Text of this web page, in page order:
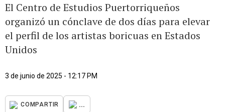
El Centro de Estudios Puertorriqueños
organizó un cónclave de dos días para elevar
el perfil de los artistas boricuas en Estados
Unidos
3 de junio de 2025 - 12:17 PM
COMPARTIR ...